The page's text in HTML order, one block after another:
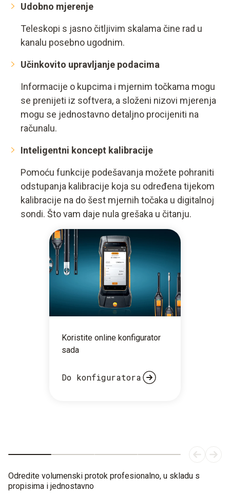
Udobno mjerenje
Teleskopi s jasno čitljivim skalama čine rad u
kanalu posebno ugodnim.
Učinkovito upravljanje podacima
Informacije o kupcima i mjernim točkama mogu
se prenijeti iz softvera, a složeni nizovi mjerenja
mogu se jednostavno detaljno procijeniti na
računalu.
Inteligentni koncept kalibracije
Pomoću funkcije podešavanja možete pohraniti
odstupanja kalibracije koja su određena tijekom
kalibracije na do šest mjernih točaka u digitalnoj
sondi. Što vam daje nula grešaka u čitanju.
Koristite online konfigurator
sada
Do konfiguratora
Odredite volumenski protok profesionalno, u skladu s
propisima i jednostavno